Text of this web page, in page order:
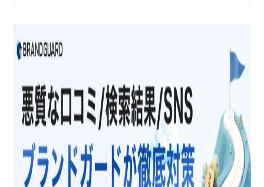
関連キーワードがネガティブ化する主な原因
削除が認められやすいケース
削除が難しいケース
関連キーワード削除の基本的な流れ
自分でできる関連キーワードの削除対応
Googleへの削除申請